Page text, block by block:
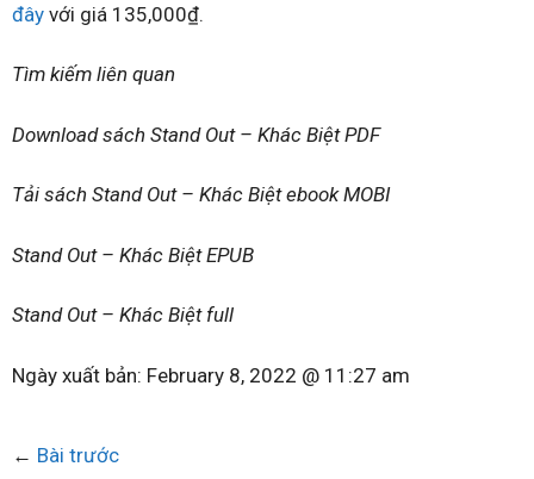
đây với giá 135,000₫.
Tìm kiếm liên quan
Download sách Stand Out – Khác Biệt PDF
Tải sách Stand Out – Khác Biệt ebook MOBI
Stand Out – Khác Biệt EPUB
Stand Out – Khác Biệt full
Ngày xuất bản: February 8, 2022 @ 11:27 am
← Bài trước